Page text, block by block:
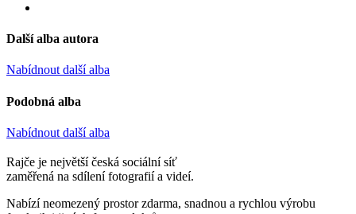
Další alba autora
Nabídnout další alba
Podobná alba
Nabídnout další alba
Rajče je největší česká sociální síť
zaměřená na sdílení fotografií a videí.
Nabízí neomezený prostor zdarma, snadnou a rychlou výrobu